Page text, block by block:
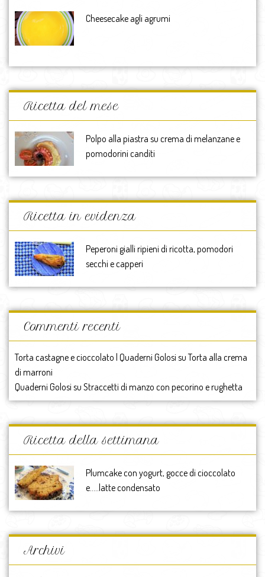
Cheesecake agli agrumi
Ricetta del mese
Polpo alla piastra su crema di melanzane e
pomodorini canditi
Ricetta in evidenza
Peperoni gialli ripieni di ricotta, pomodori
secchi e capperi
Commenti recenti
Torta castagne e cioccolato | Quaderni Golosi suTorta alla crema
di marroni
Quaderni Golosi su Straccetti di manzo con pecorino e rughetta
Ricetta della settimana
Plumcake con yogurt, gocce di cioccolato
e…..latte condensato
Archivi